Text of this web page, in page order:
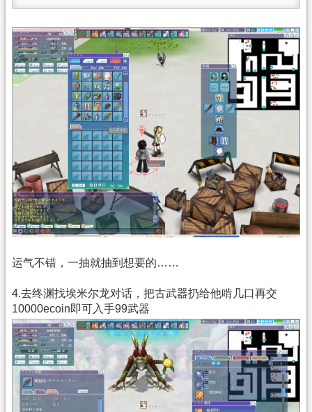
运气不错，一抽就抽到想要的……
4.去终渊找埃米尔龙对话，把古武器扔给他啃几口再交
10000ecoin即可入手99武器